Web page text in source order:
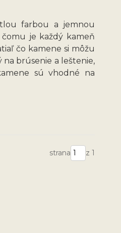
farbou a jemnou
je každý kameň
čo kamene si môžu
brúsenie a leštenie,
sú vhodné na
strana z 1